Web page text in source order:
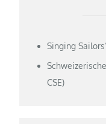
Singing
CSE)